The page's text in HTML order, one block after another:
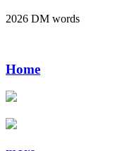
2026 DM words
Home